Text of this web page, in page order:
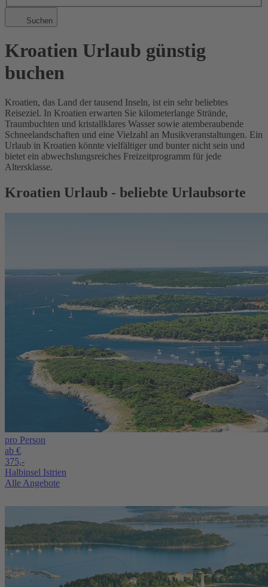
Suchen
Kroatien Urlaub günstig
buchen
Kroatien, das Land der tausend Inseln, ist ein sehr beliebtes
Reiseziel. In Kroatien erwarten Sie kilometerlange Strände,
Traumbuchten und kristallklares Wasser sowie atemberaubende
Schneelandschaften und eine Vielzahl an Musikveranstaltungen. Ein
Urlaub in Kroatien könnte vielfältiger und bunter nicht sein und
bietet ein abwechslungsreiches Freizeitprogramm für jede
Altersklasse.
Kroatien Urlaub - beliebte Urlaubsorte
pro Person
ab €
375,-
Halbinsel Istrien
Alle Angebote